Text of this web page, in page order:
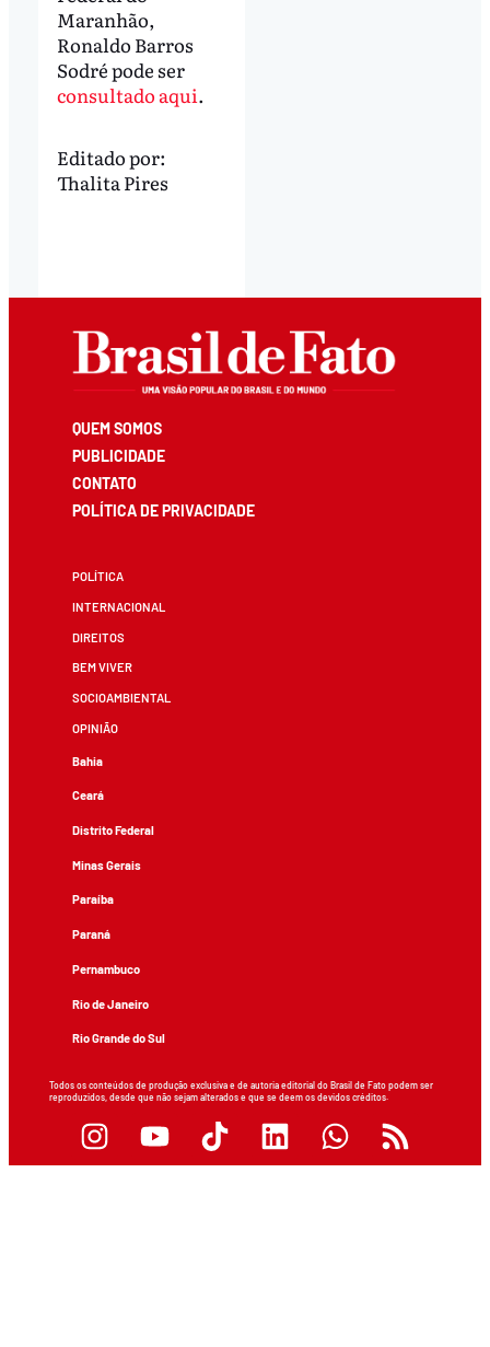
Maranhão,
Ronaldo Barros
Sodré pode ser
consultado aqui.
Editado por:
Thalita Pires
QUEM SOMOS
PUBLICIDADE
CONTATO
POLÍTICA DE PRIVACIDADE
POLÍTICA
INTERNACIONAL
DIREITOS
BEM VIVER
SOCIOAMBIENTAL
OPINIÃO
Bahia
Ceará
Distrito Federal
Minas Gerais
Paraíba
Paraná
Pernambuco
Rio de Janeiro
Rio Grande do Sul
Todos os conteúdos de produção exclusiva e de autoria editorial do Brasil de Fato podem ser
reproduzidos, desde que não sejam alterados e que se deem os devidos créditos.